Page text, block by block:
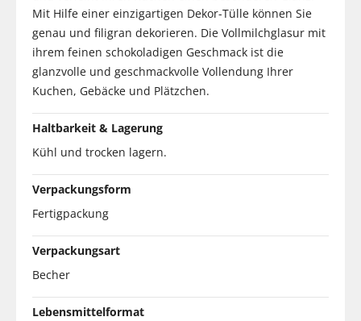
Mit Hilfe einer einzigartigen Dekor-Tülle können Sie
genau und filigran dekorieren. Die Vollmilchglasur mit
ihrem feinen schokoladigen Geschmack ist die
glanzvolle und geschmackvolle Vollendung Ihrer
Kuchen, Gebäcke und Plätzchen.
Haltbarkeit & Lagerung
Kühl und trocken lagern.
Verpackungsform
Fertigpackung
Verpackungsart
Becher
Lebensmittelformat